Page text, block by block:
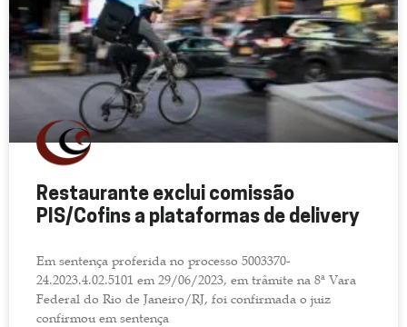
Restaurante exclui comissão
PIS/Cofins a plataformas de delivery
Em sentença proferida no processo 5003370-
24.2023.4.02.5101 em 29/06/2023, em trâmite na 8ª Vara
Federal do Rio de Janeiro/RJ, foi confirmada o juiz
confirmou em sentença